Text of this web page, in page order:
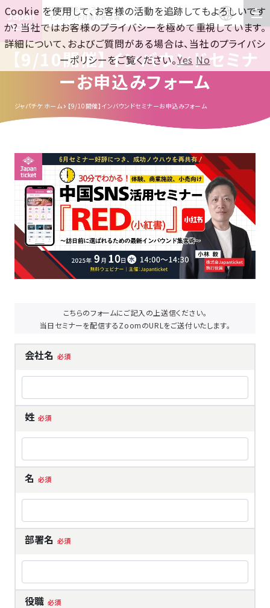
訪日集客をワンストップで！
インバウンド対策の新常識
【9/10開催】インバウンドセミナ
ーお申込みフォーム
ジャパチケ ホーム 【9/10開催】インバウンドセミナーお申込みフォーム
こちらのフォームにご記入の上送信ください。
当日セミナーを配信するZoomのURLをご送付いたします。
Cookie を使用して、お客様の活動を追跡してもよろしいです
か? 当社ではお客様のプライバシーを極めて重視しています。
詳細について、およびご質問がある場合は、当社のプライバシ
ーポリシーをご覧ください。Yes No